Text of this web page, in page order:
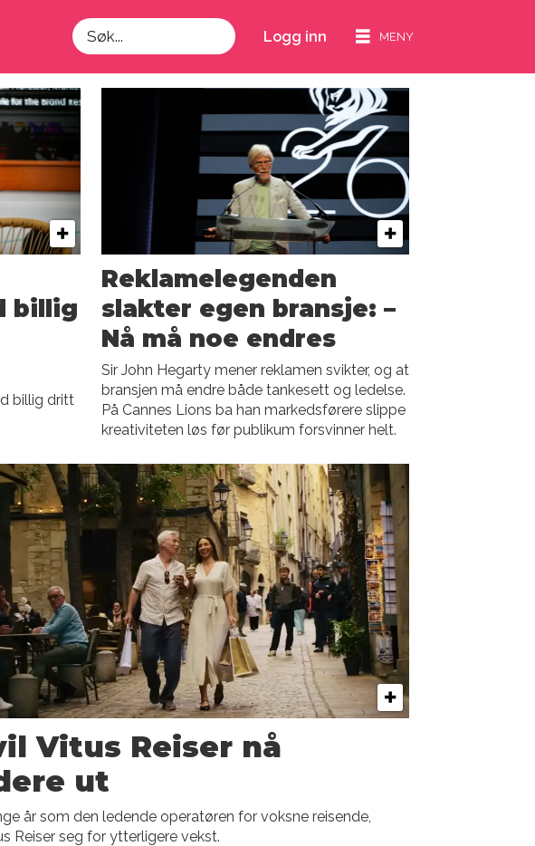
Søk
Logg inn
billig
billig dritt
Reklamelegenden
slakter egen bransje: –
Nå må noe endres
Sir John Hegarty mener reklamen svikter, og at
bransjen må endre både tankesett og ledelse.
På Cannes Lions ba han markedsførere slippe
kreativiteten løs før publikum forsvinner helt.
Vitus Reiser nå
ut
år som den ledende operatøren for voksne reisende,
Reiser seg for ytterligere vekst.